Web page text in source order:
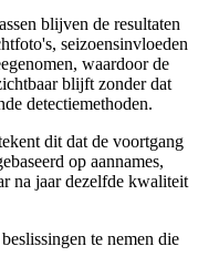
blijven de resultaten
seizoensinvloeden
waardoor de
blijft zonder dat
detectiemethoden.
dit dat de voortgang
op aannames,
na jaar dezelfde kwaliteit
te nemen die